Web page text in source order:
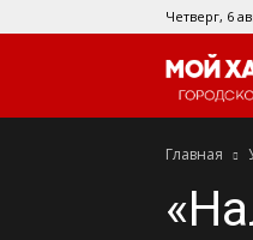
Четверг, 6
Главная